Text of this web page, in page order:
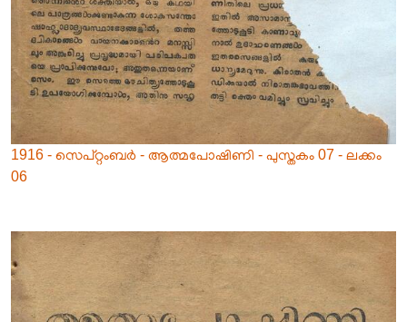
1916 - സെപ്റ്റംബർ - ആത്മപോഷിണി - പുസ്തകം 07 - ലക്കം
06